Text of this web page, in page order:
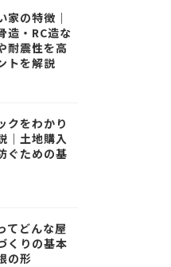
家の特徴｜
造・RC造な
耐震性を高
トを解説
クをわかり
｜土地購入
ぐための基
てどんな屋
りの基本
の形